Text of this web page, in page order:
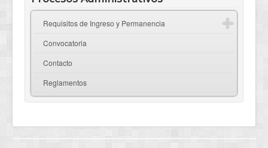
Requisitos de Ingreso y Permanencia
Convocatoria
Contacto
Reglamentos